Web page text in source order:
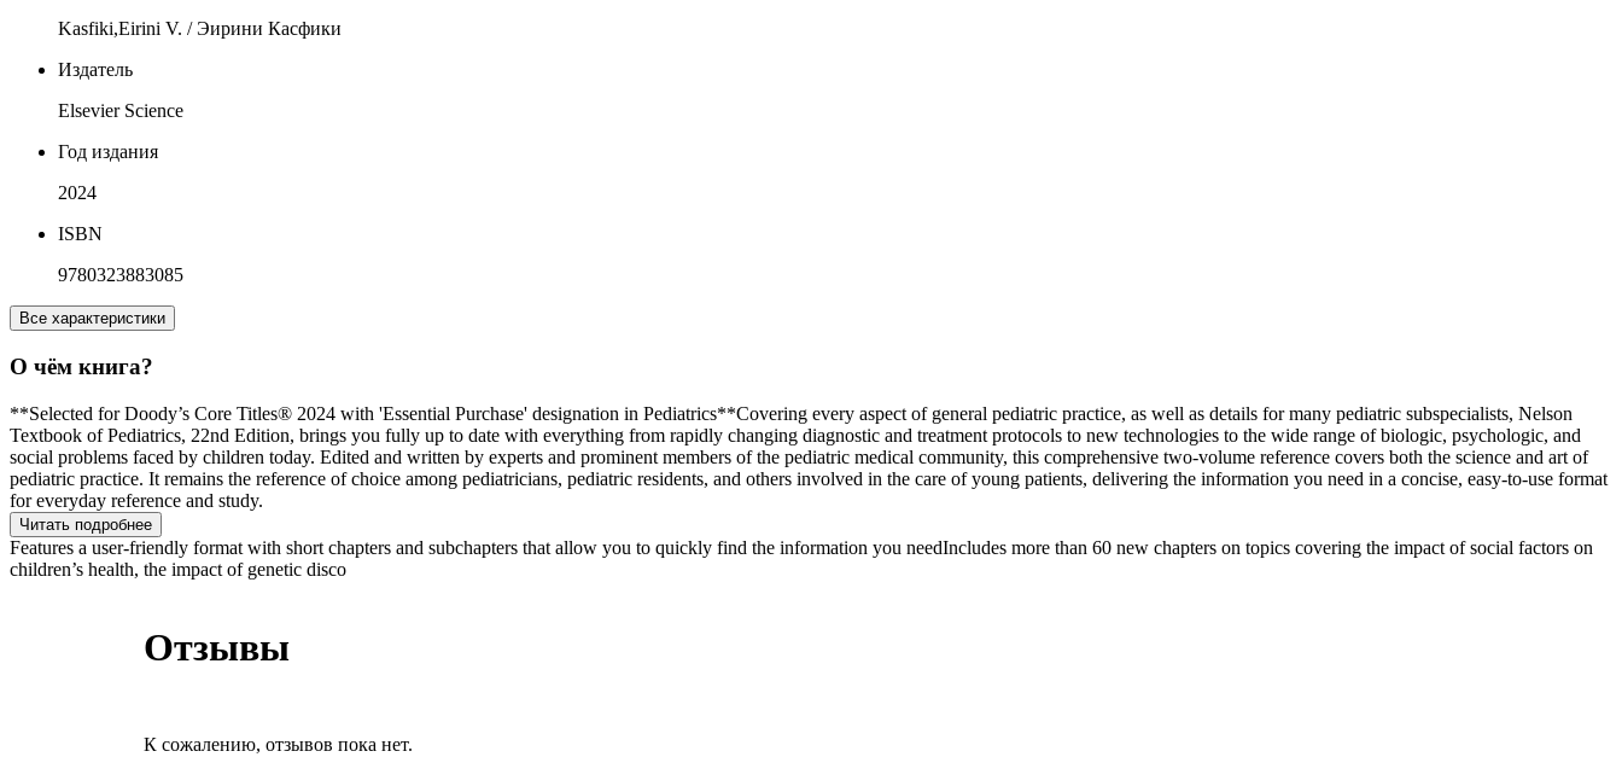
Kasfiki,Eirini V. / Эирини Касфики
Издатель
Elsevier Science
Год издания
2024
ISBN
9780323883085
Все характеристики
О чём книга?
**Selected for Doody’s Core Titles® 2024 with 'Essential Purchase' designation in Pediatrics**Covering every aspect of general pediatric practice, as well as details for many pediatric subspecialists, Nelson
Textbook of Pediatrics, 22nd Edition, brings you fully up to date with everything from rapidly changing diagnostic and treatment protocols to new technologies to the wide range of biologic, psychologic, and
social problems faced by children today. Edited and written by experts and prominent members of the pediatric medical community, this comprehensive two-volume reference covers both the science and art of
pediatric practice. It remains the reference of choice among pediatricians, pediatric residents, and others involved in the care of young patients, delivering the information you need in a concise, easy-to-use format
for everyday reference and study.
Читать подробнее
Features a user-friendly format with short chapters and subchapters that allow you to quickly find the information you needIncludes more than 60 new chapters on topics covering the impact of social factors on
children’s health, the impact of genetic disco
Отзывы
К сожалению, отзывов пока нет.